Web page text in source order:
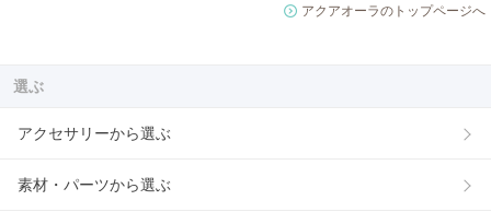
アクアオーラのトップページへ
選ぶ
アクセサリーから選ぶ
素材・パーツから選ぶ